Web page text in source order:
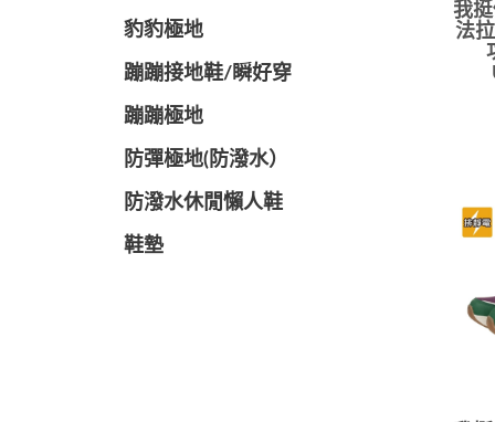
豹豹極地
蹦蹦接地鞋/瞬好穿
蹦蹦極地
防彈極地(防潑水）
防潑水休閒懶人鞋
鞋墊
我
法